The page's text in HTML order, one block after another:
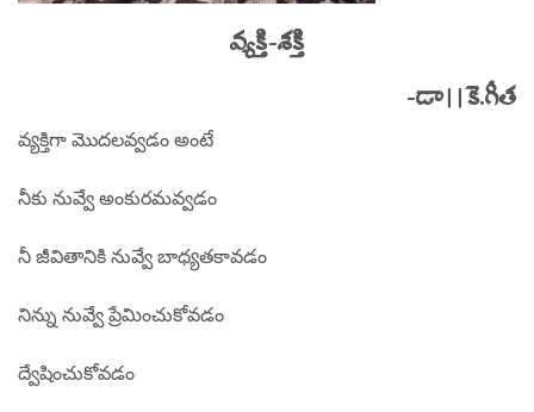
వ్యక్తి-శక్తి
-డా||కె.గీత
వ్యక్తిగా మొదలవ్వడం అంటే
నీకు నువ్వే అంకురమవ్వడం
నీ జీవితానికి నువ్వే బాధ్యతకావడం
నిన్ను నువ్వే ప్రేమించుకోవడం
ద్వేషించుకోవడం